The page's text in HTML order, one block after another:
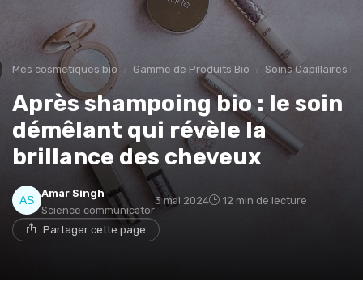
Mes cosmetiques bio Gamme de Produits Bio Soins Capillaires
Après shampoing bio : le soin
démêlant qui révèle la
brillance des cheveux
Amar Singh
Science communicator
3 mai 2024 12 min de lecture
Partager cette page